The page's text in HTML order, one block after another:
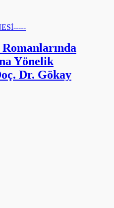
Romanlarında
Yönelik
Dr. Gökay